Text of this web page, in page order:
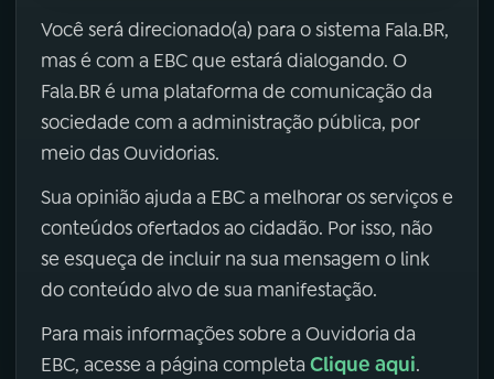
Você será direcionado(a) para o sistema Fala.BR,
mas é com a EBC que estará dialogando. O
Fala.BR é uma plataforma de comunicação da
sociedade com a administração pública, por
meio das Ouvidorias.
Sua opinião ajuda a EBC a melhorar os serviços e
conteúdos ofertados ao cidadão. Por isso, não
se esqueça de incluir na sua mensagem o link
do conteúdo alvo de sua manifestação.
Para mais informações sobre a Ouvidoria da
EBC, acesse a página completa Clique aqui.